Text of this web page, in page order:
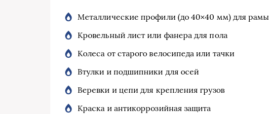
Металлические профили (до 40×40 мм) для рамы
Кровельный лист или фанера для пола
Колеса от старого велосипеда или тачки
Втулки и подшипники для осей
Веревки и цепи для крепления грузов
Краска и антикоррозийная защита